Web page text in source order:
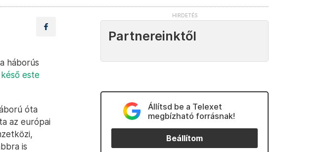
háborús
este
óta
az európai
is
Partnereinktől
Állítsd be a Telexet
megbízható forrásnak!
Beállítom